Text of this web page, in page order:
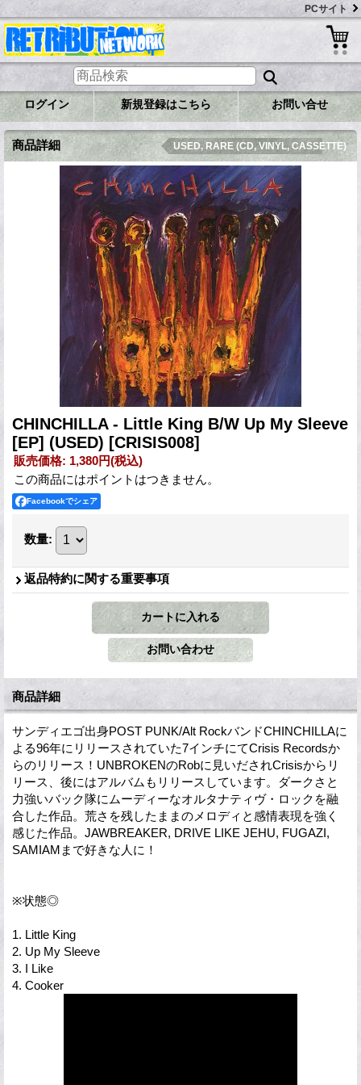
PCサイト
ログイン 新規登録はこちら お問い合せ
商品詳細 USED, RARE (CD, VINYL, CASSETTE)
CHINCHILLA - Little King B/W Up My Sleeve
[EP] (USED) [CRISIS008]
販売価格: 1,380円(税込)
この商品にはポイントはつきません。
Facebookでシェア
数量:
返品特約に関する重要事項
商品詳細
サンディエゴ出身POST PUNK/Alt RockバンドCHINCHILLAに
よる96年にリリースされていた7インチにてCrisis Recordsか
らのリリース！UNBROKENのRobに見いだされCrisisからリ
リース、後にはアルバムもリリースしています。ダークさと
力強いバック隊にムーディーなオルタナティヴ・ロックを融
合した作品。荒さを残したままのメロディと感情表現を強く
感じた作品。JAWBREAKER, DRIVE LIKE JEHU, FUGAZI,
SAMIAMまで好きな人に！
※状態◎
1. Little King
2. Up My Sleeve
3. I Like
4. Cooker